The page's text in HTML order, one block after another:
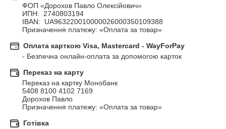
ФОП «Дорохов Павло Олексійович»
ИПН:  2740803194
IBAN:  UA963220010000026000350109388
Призначення платежу: «Оплата за товар»
Оплата карткою Visa, Mastercard - WayForPay
- Безпечна онлайн-оплата за допомогою карток
Переказ на карту
Переказ на картку Монобанк
5408 8100 4102 7169
Дорохов Павло
Призначення платежу: «Оплата за товар»
Готівка